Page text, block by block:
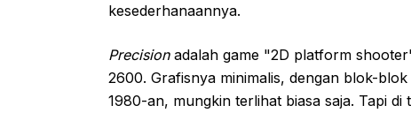
kesederhanaannya.
Precisionadalah game "2D platform
2600. Grafisnya minimalis, dengan blok-
1980-an, mungkin terlihat biasa saja. Tapi